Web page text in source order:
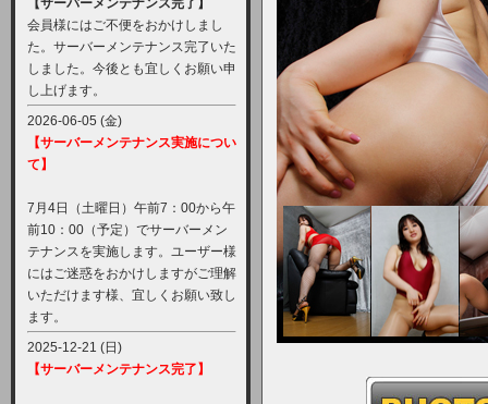
【サーバーメンテナンス完了】
会員様にはご不便をおかけしまし
た。サーバーメンテナンス完了いた
しました。今後とも宜しくお願い申
し上げます。
2026-06-05 (金)
【サーバーメンテナンス実施につい
て】
7月4日（土曜日）午前7：00から午
前10：00（予定）でサーバーメン
テナンスを実施します。ユーザー様
にはご迷惑をおかけしますがご理解
いただけます様、宜しくお願い致し
ます。
2025-12-21 (日)
【サーバーメンテナンス完了】